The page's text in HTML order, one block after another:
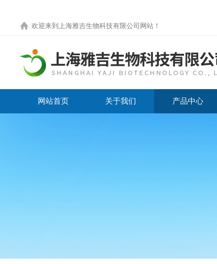
欢迎来到 上海雅吉生物科技有限公司网站 ！
网站首页 关于我们 产品中心